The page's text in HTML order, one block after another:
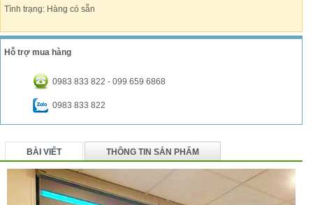
Tình trạng: Hàng có sẵn
Hỗ trợ mua hàng
0983 833 822 - 099 659 6868
0983 833 822
BÀI VIẾT THÔNG TIN SẢN PHẨM
BÌNH LUẬN